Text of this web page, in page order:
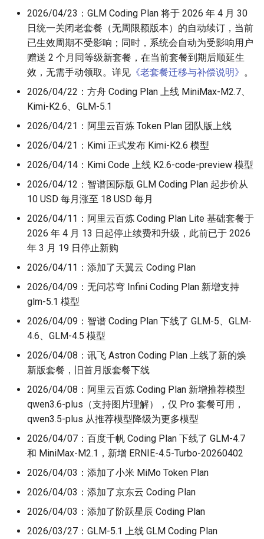
2026/04/23：GLM Coding Plan 将于 2026 年 4 月 30
日统一关闭老套餐（无周限额版本）的自动续订，当前
已生效周期不受影响；同时，系统会自动为受影响用户
赠送 2 个月同等级新套餐，在当前套餐到期后顺延生
效，无需手动领取。详见 《老套餐迁移与补偿说明》 。
2026/04/22：方舟 Coding Plan 上线 MiniMax-M2.7、
Kimi-K2.6、GLM-5.1
2026/04/21：阿里云百炼 Token Plan 团队版上线
2026/04/21：Kimi 正式发布 Kimi-K2.6 模型
2026/04/14：Kimi Code 上线 K2.6-code-preview 模型
2026/04/12：智谱国际版 GLM Coding Plan 起步价从
10 USD 每月涨至 18 USD 每月
2026/04/11：阿里云百炼 Coding Plan Lite 基础套餐于
2026 年 4 月 13 日起停止续费和升级，此前已于 2026
年 3 月 19 日停止新购
2026/04/11：添加了天翼云 Coding Plan
2026/04/09：无问芯穹 Infini Coding Plan 新增支持
glm-5.1 模型
2026/04/09：智谱 Coding Plan 下线了 GLM-5、GLM-
4.6、GLM-4.5 模型
2026/04/08：讯飞 Astron Coding Plan 上线了新的焕
新版套餐，旧首月版套餐下线
2026/04/08：阿里云百炼 Coding Plan 新增推荐模型
qwen3.6-plus（支持图片理解），仅 Pro 套餐可用，
qwen3.5-plus 从推荐模型降级为更多模型
2026/04/07：百度千帆 Coding Plan 下线了 GLM-4.7
和 MiniMax-M2.1，新增 ERNIE-4.5-Turbo-20260402
2026/04/03：添加了小米 MiMo Token Plan
2026/04/03：添加了京东云 Coding Plan
2026/04/03：添加了阶跃星辰 Coding Plan
2026/03/27：GLM-5.1 上线 GLM Coding Plan